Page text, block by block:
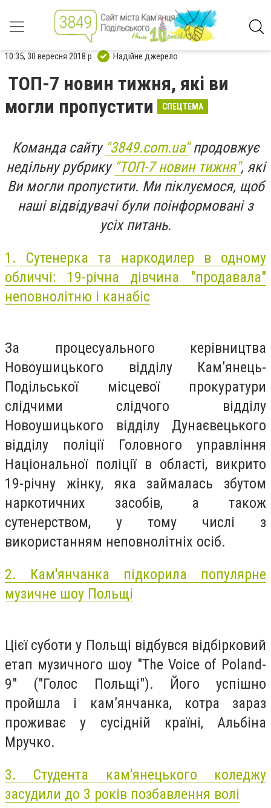
10:35, 30 вересня 2018 р. Надійне джерело
ТОП-7 новин тижня, які ви
могли пропустити
СПЕЦТЕМА
Команда сайту "3849.com.ua"продовжує
недільну рубрику "ТОП-7 новин тижня", які
Ви могли пропустити. Ми піклуємося, щоб
наші відвідувачі були поінформовані з
усіх питань.
1. Сутенерка та наркодилер в одному
обличчі: 19-річна дівчина "продавала"
неповнолітню і канабіс
За процесуального керівництва
Новоушицького відділу Кам’янець-
Подільської місцевої прокуратури
слідчими слідчого відділу
Новоушицького відділу Дунаєвецького
відділу поліції Головного управління
Національної поліції в області, викрито
19-річну жінку, яка займалась збутом
наркотичних засобів, а також
сутенерством, у тому числі з
використанням неповнолітніх осіб.
2. Кам'янчанка підкорила популярне
музичне шоу Польщі
Цієї суботи у Польщі відбувся відбірковий
етап музичного шоу "The Voice of Poland-
9" ("Голос Польщі"). Його успішно
пройшла і кам’янчанка, котра зараз
проживає у сусідній країні, Альбіна
Мручко.
3. Студента кам'янецького коледжу
засудили до 3 років позбавлення волі